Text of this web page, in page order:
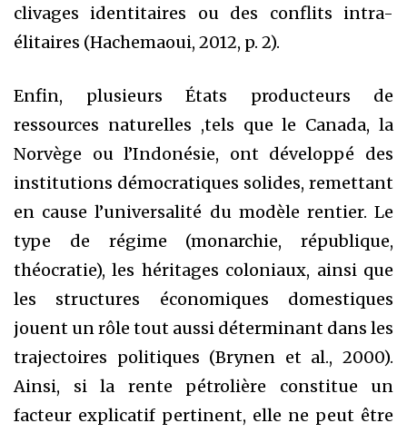
clivages identitaires ou des conflits intra-
élitaires (Hachemaoui, 2012, p. 2).
Enfin, plusieurs États producteurs de
ressources naturelles ,tels que le Canada, la
Norvège ou l’Indonésie, ont développé des
institutions démocratiques solides, remettant
en cause l’universalité du modèle rentier. Le
type de régime (monarchie, république,
théocratie), les héritages coloniaux, ainsi que
les structures économiques domestiques
jouent un rôle tout aussi déterminant dans les
trajectoires politiques (Brynen et al., 2000).
Ainsi, si la rente pétrolière constitue un
facteur explicatif pertinent, elle ne peut être